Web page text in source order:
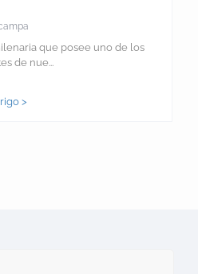
que posee uno de los
de nue...
>